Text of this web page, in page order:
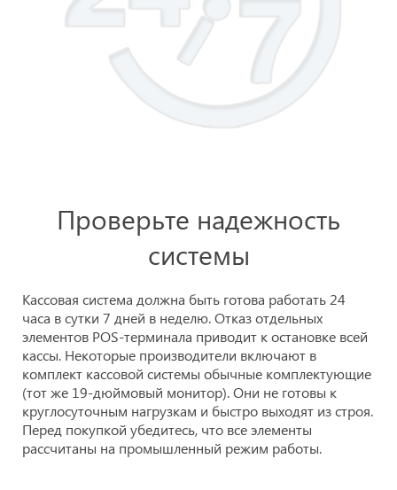
Проверьте надежность
системы
Кассовая система должна быть готова работать 24
часа в сутки 7 дней в неделю. Отказ отдельных
элементов POS-терминала приводит к остановке всей
кассы. Некоторые производители включают в
комплект кассовой системы обычные комплектующие
(тот же 19-дюймовый монитор). Они не готовы к
круглосуточным нагрузкам и быстро выходят из строя.
Перед покупкой убедитесь, что все элементы
рассчитаны на промышленный режим работы.